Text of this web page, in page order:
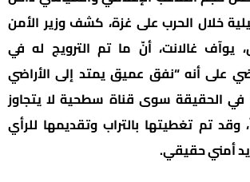
خلال الحرب على غزة، كشف وزير الأمن
يوآف غالانت، أنّ ما تم الترويج له في
أنه “نفق عميق يمتد إلى الأراضي
في الحقيقة سوى قناة سطحية لا يتجاوز
وقد تم تغطيتها بالتراب وتقديمها للرأي
أمني حقيقي.